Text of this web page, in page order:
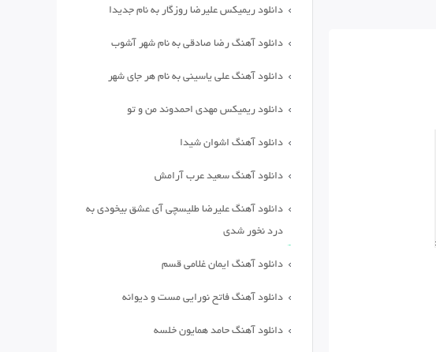
دانلود ریمیکس علیرضا روزگار به نام جدیدا
دانلود آهنگ رضا صادقی به نام شهر آشوب
دانلود آهنگ علی یاسینی به نام هر جای شهر
دانلود ریمیکس مهدی احمدوند من و تو
دانلود آهنگ اشوان شیدا
دانلود آهنگ سعید عرب آرامش
دانلود آهنگ علیرضا طلیسچی آی عشق بیخودی به
درد نخور شدی
دانلود آهنگ ایمان غلامی قسم
دانلود آهنگ فاتح نورایی مست و دیوانه
دانلود آهنگ حامد همایون خلسه